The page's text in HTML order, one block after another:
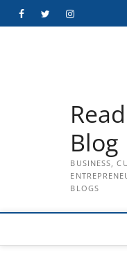
FacebookTwitterInstagram
Blog
BUSINESS,
BLOGS